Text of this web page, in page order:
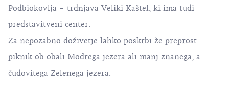
Podbiokovlja − trdnjava Veliki Kaštel, ki ima tudi
predstavitveni center.
Za nepozabno doživetje lahko poskrbi že preprost
piknik ob obali Modrega jezera ali manj znanega, a
čudovitega Zelenega jezera.